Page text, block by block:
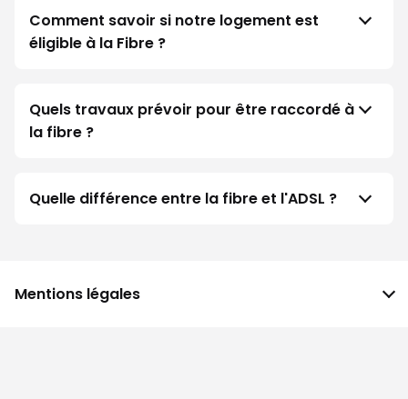
Comment savoir si notre logement est
éligible à la Fibre ?
Quels travaux prévoir pour être raccordé à
la fibre ?
Quelle différence entre la fibre et l'ADSL ?
Mentions légales